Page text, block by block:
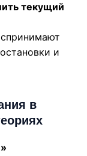
текущий
и
в